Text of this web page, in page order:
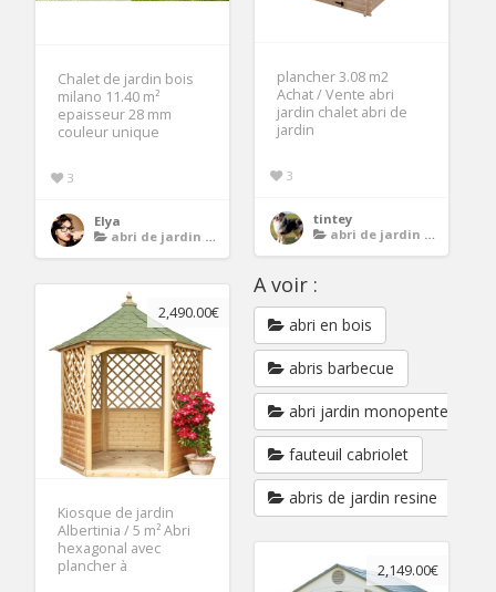
plancher 3.08 m2
Achat / Vente abri
jardin chalet abri de
jardin
3
tintey
abri de jardin avec plancher
Chalet de jardin bois
milano 11.40 m²
epaisseur 28 mm
couleur unique
3
Elya
abri de jardin avec plancher
A voir :
abri en bois
abris barbecue
abri jardin monopente
fauteuil cabriolet
abris de jardin resine
2,490.00€
Kiosque de jardin
Albertinia / 5 m² Abri
hexagonal avec
plancher à
2,149.00€